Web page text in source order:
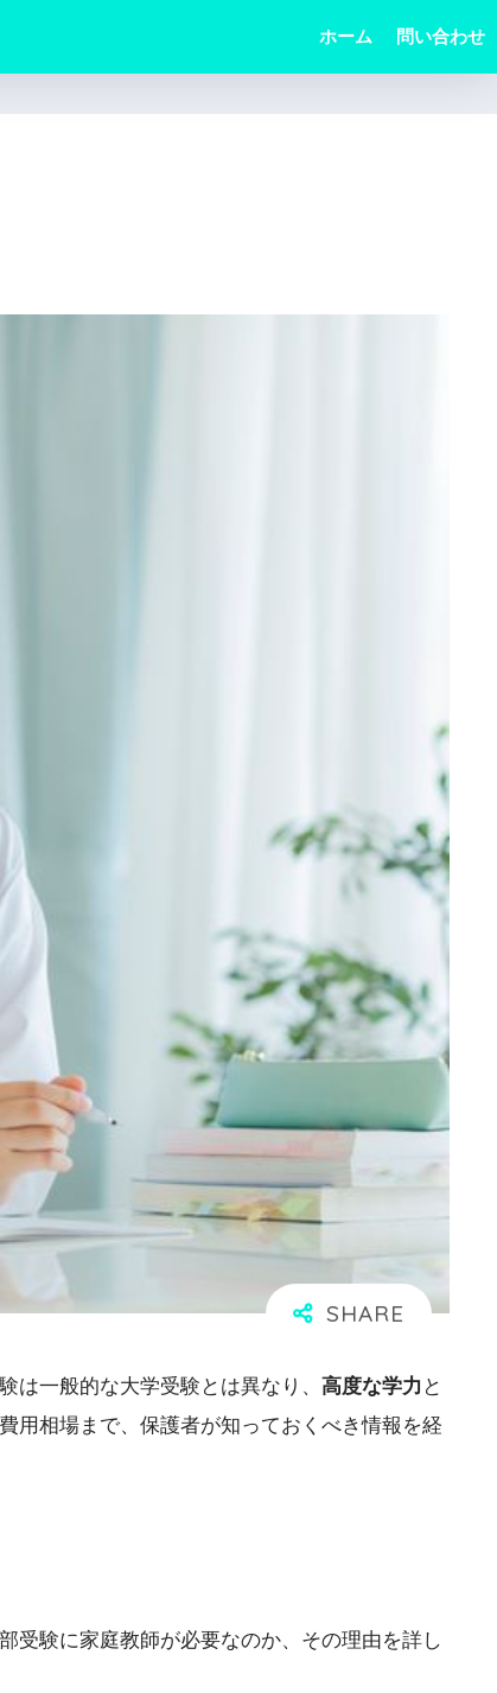
ホーム 問い合わせ
一般的な大学受験とは異なり、 高度な学力 と
用相場まで、保護者が知っておくべき情報を経
受験に家庭教師が必要なのか、その理由を詳し